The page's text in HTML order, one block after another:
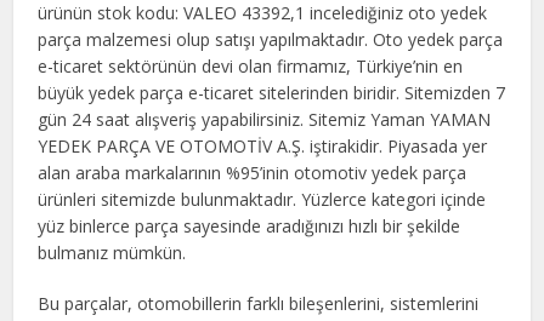
ürünün stok kodu: VALEO 43392,1 incelediğiniz oto yedek
parça malzemesi olup satışı yapılmaktadır. Oto yedek parça
e-ticaret sektörünün devi olan firmamız, Türkiye’nin en
büyük yedek parça e-ticaret sitelerinden biridir. Sitemizden 7
gün 24 saat alışveriş yapabilirsiniz. Sitemiz Yaman YAMAN
YEDEK PARÇA VE OTOMOTİV A.Ş. iştirakidir. Piyasada yer
alan araba markalarının %95’inin otomotiv yedek parça
ürünleri sitemizde bulunmaktadır. Yüzlerce kategori içinde
yüz binlerce parça sayesinde aradığınızı hızlı bir şekilde
bulmanız mümkün.
Bu parçalar, otomobillerin farklı bileşenlerini, sistemlerini